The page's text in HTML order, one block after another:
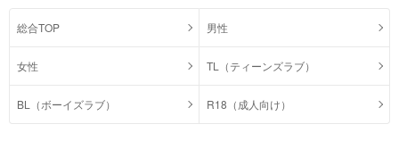
総合TOP 男性
女性 TL（ティーンズラブ）
BL（ボーイズラブ） R18（成人向け）